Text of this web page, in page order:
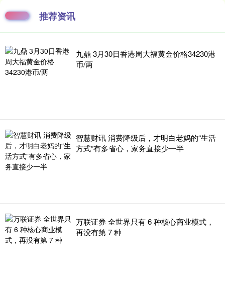
推荐资讯
九鼎 3月30日香港周大福黄金价格34230港
币/两
智慧财讯 消费降级后，才明白老妈的“生活
方式”有多省心，家务直接少一半
万联证券 全世界只有 6 种核心商业模式，
再没有第 7 种